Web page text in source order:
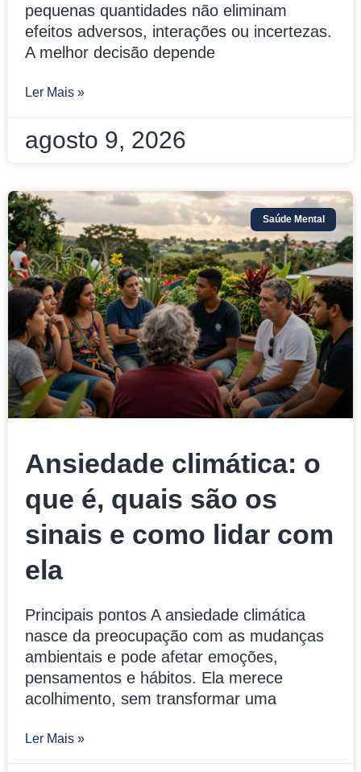
pequenas quantidades não eliminam
efeitos adversos, interações ou incertezas.
A melhor decisão depende
Ler Mais »
agosto 9, 2026
Saúde Mental
Ansiedade climática: o
que é, quais são os
sinais e como lidar com
ela
Principais pontos A ansiedade climática
nasce da preocupação com as mudanças
ambientais e pode afetar emoções,
pensamentos e hábitos. Ela merece
acolhimento, sem transformar uma
Ler Mais »